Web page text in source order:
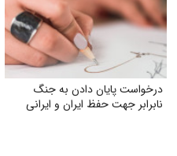
درخواست پایان دادن به جنگ
نابرابر جهت حفظ ایران و ایرانی